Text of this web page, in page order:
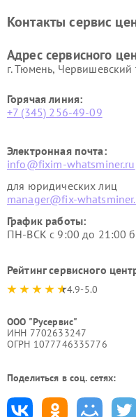
Контакты сервис
Адрес сервисного
г. Тюмень, ​Червишевский
Горячая линия:
+7 (345) 256-49-09
Электронная почта:
info@fixim-whatsminer.ru
для юридических лиц
manager@fix-
График работы:
ПН-ВСК с 9:00 до 21:00
Рейтинг сервисного
4.9-5.0
ООО "Русервис"
ИНН 7702633247
ОГРН 1077746335776
Поделиться в соц. сетях: